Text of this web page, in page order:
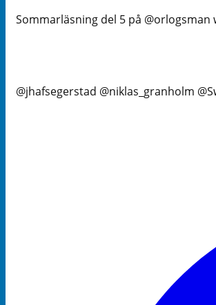
Sommarläsning del 5 på
@jhafsegerstad @niklas_granholm